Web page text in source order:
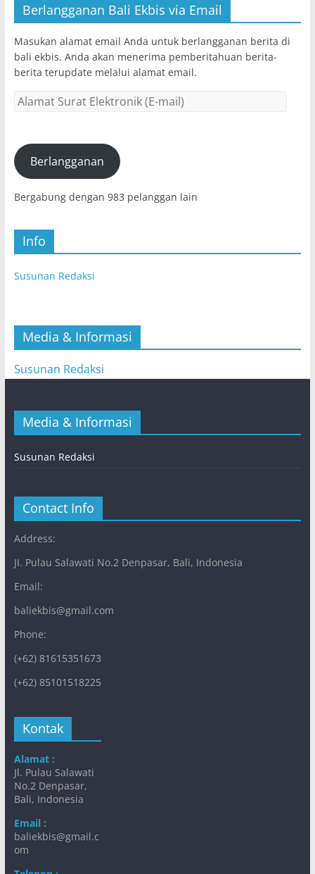
Berlangganan Bali Ekbis via Email
Masukan alamat email Anda untuk berlangganan berita di
bali ekbis. Anda akan menerima pemberitahuan berita-
berita terupdate melalui alamat email.
Alamat
(E-
mail)Berlangganan
Bergabung dengan 983 pelanggan lain
Info
Susunan Redaksi
Media & Informasi
Susunan Redaksi
Media & Informasi
Susunan Redaksi
Contact Info
Address:
JI. Pulau Salawati No.2 Denpasar, Bali, Indonesia
Email:
baliekbis@gmail.com
Phone:
(+62) 81615351673
(+62) 85101518225
Kontak
Alamat :
Jl. Pulau Salawati
No.2 Denpasar,
Bali, Indonesia
Email :
baliekbis@gmail.c
om